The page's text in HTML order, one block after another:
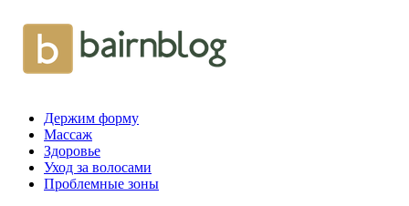
Держим форму
Массаж
Здоровье
Уход за волосами
Проблемные зоны